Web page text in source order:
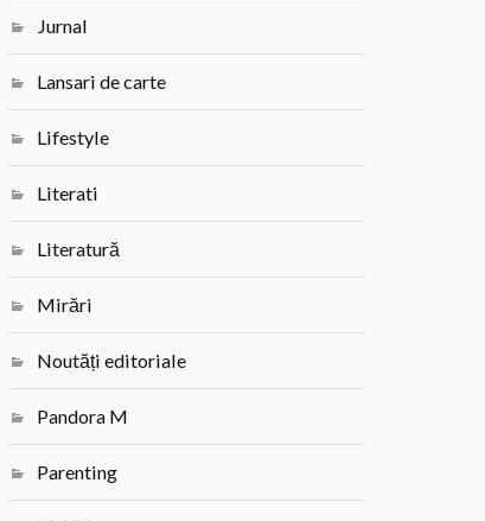
Jurnal
Lansari de carte
Lifestyle
Literati
Literatură
Mirări
Noutăți editoriale
Pandora M
Parenting